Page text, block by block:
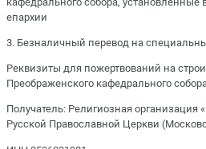
епархии
3. Безналичный перевод на
Реквизиты для пожертвований на
Преображенского кафедрального
Получатель: Религиозная организация
Русской Православной Церкви